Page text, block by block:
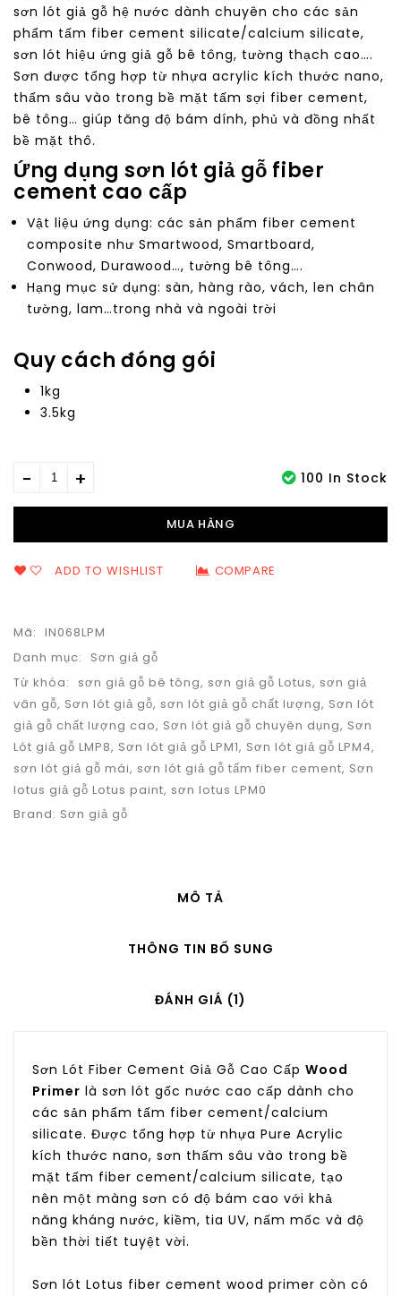
sơn lót giả gỗ hệ nước dành chuyên cho các sản
phẩm tấm fiber cement silicate/calcium silicate,
sơn lót hiệu ứng giả gỗ bê tông, tường thạch cao….
Sơn được tổng hợp từ nhựa acrylic kích thước nano,
thấm sâu vào trong bề mặt tấm sợi fiber cement,
bê tông… giúp tăng độ bám dính, phủ và đồng nhất
bề mặt thô.
Ứng dụng sơn lót giả gỗ fiber
cement cao cấp
Vật liệu ứng dụng: các sản phẩm fiber cement
composite như Smartwood, Smartboard,
Conwood, Durawood…, tường bê tông….
Hạng mục sử dụng: sàn, hàng rào, vách, len chân
tường, lam…trong nhà và ngoài trời
Quy cách đóng gói
1kg
3.5kg
100 In Stock
MUA HÀNG
ADD TO WISHLIST COMPARE
Mã: IN068LPM
Danh mục:
Sơn giả gỗ
Từ khóa:
sơn giả gỗ bê tông, sơn giả gỗ Lotus, sơn giả
vân gỗ, Sơn lót giả gỗ, sơn lót giả gỗ chất lượng, Sơn lót
giả gỗ chất lượng cao, Sơn lót giả gỗ chuyên dụng, Sơn
Lót giả gỗ LMP8, Sơn lót giả gỗ LPM1, Sơn lót giả gỗ LPM4,
sơn lót giả gỗ mái, sơn lót giả gỗ tấm fiber cement, Sơn
lotus giả gỗ Lotus paint, sơn lotus LPM0
Brand: Sơn giả gỗ
MÔ TẢ
THÔNG TIN BỔ SUNG
ĐÁNH GIÁ (1)
Sơn Lót Fiber Cement Giả Gỗ Cao Cấp Wood
Primer là sơn lót gốc nước cao cấp dành cho
các sản phẩm tấm fiber cement/calcium
silicate. Được tổng hợp từ nhựa Pure Acrylic
kích thước nano, sơn thấm sâu vào trong bề
mặt tấm fiber cement/calcium silicate, tạo
nên một màng sơn có độ bám cao với khả
năng kháng nước, kiềm, tia UV, nấm mốc và độ
bền thời tiết tuyệt vời.
Sơn lót Lotus fiber cement wood primer còn có